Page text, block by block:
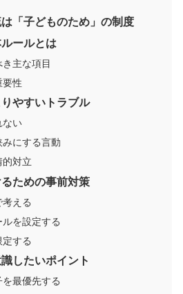
「子どものため」の制度
ールとは
主な項目
要性
やすいトラブル
ない
にする言動
対立
ための事前対策
える
を設定する
する
したいポイント
最優先する